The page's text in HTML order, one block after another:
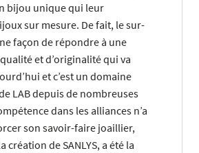
bijou unique qui leur
sur mesure. De fait, le sur-
façon de répondre à une
et d’originalité qui va
et c’est un domaine
LAB depuis de nombreuses
dans les alliances n’a
son savoir-faire joaillier,
création de SANLYS, a été la